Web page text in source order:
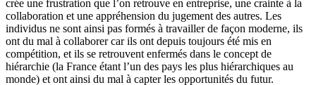
crée une frustration que l’on retrouve en entreprise, une crainte à la
collaboration et une appréhension du jugement des autres. Les
individus ne sont ainsi pas formés à travailler de façon moderne, ils
ont du mal à collaborer car ils ont depuis toujours été mis en
compétition, et ils se retrouvent enfermés dans le concept de
hiérarchie (la France étant l’un des pays les plus hiérarchiques au
monde) et ont ainsi du mal à capter les opportunités du futur.